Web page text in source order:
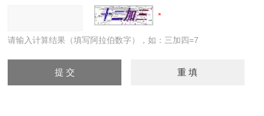
请输入计算结果（填写阿拉伯数字），如：三加四=7